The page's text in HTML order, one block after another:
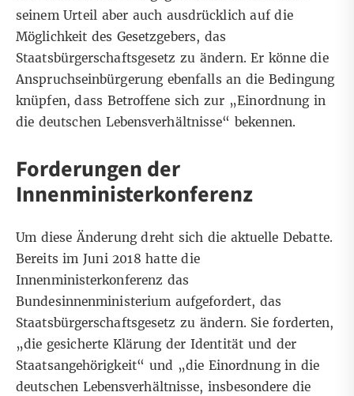
seinem Urteil aber auch ausdrücklich auf die
Möglichkeit des Gesetzgebers, das
Staatsbürgerschaftsgesetz zu ändern. Er könne die
Anspruchseinbürgerung ebenfalls an die Bedingung
knüpfen, dass Betroffene sich zur „Einordnung in
die deutschen Lebensverhältnisse“ bekennen.
Forderungen der
Innenministerkonferenz
Um diese Änderung dreht sich die aktuelle Debatte.
Bereits im Juni 2018 hatte die
Innenministerkonferenz das
Bundesinnenministerium aufgefordert, das
Staatsbürgerschaftsgesetz zu ändern. Sie forderten,
„die gesicherte Klärung der Identität und der
Staatsangehörigkeit“ und „die Einordnung in die
deutschen Lebensverhältnisse, insbesondere die